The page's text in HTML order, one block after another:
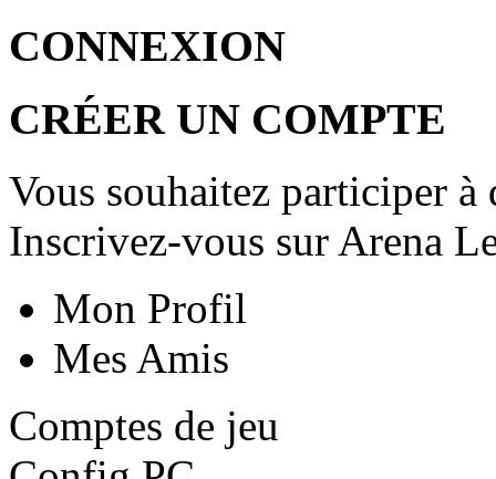
CONNEXION
CRÉER UN COMPTE
Vous souhaitez participer
Inscrivez-vous sur Arena
Mon Profil
Mes Amis
Comptes de jeu